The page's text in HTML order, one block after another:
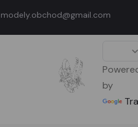
modely.obchod@gmail.com
by